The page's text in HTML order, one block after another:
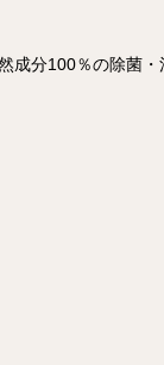
分100％の除菌・